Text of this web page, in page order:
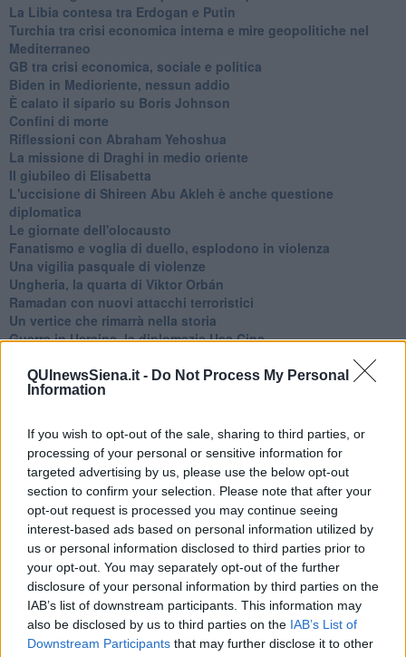
QUInewsSiena.it - Do Not Process My Personal
Information
If you wish to opt-out of the sale, sharing to third parties, or
processing of your personal or sensitive information for
targeted advertising by us, please use the below opt-out
section to confirm your selection. Please note that after your
opt-out request is processed you may continue seeing
interest-based ads based on personal information utilized by
us or personal information disclosed to third parties prior to
your opt-out. You may separately opt-out of the further
disclosure of your personal information by third parties on the
IAB’s list of downstream participants. This information may
also be disclosed by us to third parties on the IAB’s List of
Downstream Participants that may further disclose it to other
La Libia contesa tra Erdogan e Putin
Turchia tra crisi economica interna e mire geopolitiche nel
Mediterraneo
GB tra crisi economica, sociale e politica
Biden in Medioriente, nessun addio
È calato il sipario su Boris Johnson
Confini di morte
Riflessioni con Abraham Yehoshua
La missione di Draghi in medio oriente
Il giubileo di Elisabetta
L'uccisione di Shireen Abu Akleh è anche questione
diplomatica
Le giornate dell'olocausto
Fanatismo e voglia di duello, esplodono in violenza
Una vigilia pasquale di violenze
Ungheria, la quarta di Viktor Orbán
Ramadan con nuovi attacchi terroristici
Un vertice che rimarrà nella storia
Guerra in Ucraina, la diplomazia Usa Cina
La guerra in Ucraina vista dal Medio Oriente
​Il caos libico è un pozzo senza fine
Crisi Corona, crisi Johnson, problemi post Brexit
Capitol Hill un anno dopo
Desmond Tutu "la voce dei senza voce"
Natale da incubo per Boris Johnson
La questione Ucraina
Cipro, un ponte dove si mischiano le culture
Una vigilia di Natale per un nuovo Rais
La questione israelo-palestinese ignorata dal G20
Erdogan continua a sfidare l'Occidente
Libano, collasso economico e guerra civile
Johnson, da Trump a Biden alla Brexit
L'AUKUS e il Quad
Biden, primo presidente USA non in guerra